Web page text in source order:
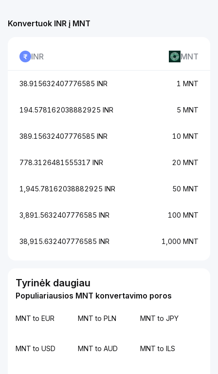
Konvertuok INR į MNT
INR MNT
38.915632407776585 INR 1 MNT
194.578162038882925 INR 5 MNT
389.15632407776585 INR 10 MNT
778.3126481555317 INR 20 MNT
1,945.78162038882925 INR 50 MNT
3,891.5632407776585 INR 100 MNT
38,915.632407776585 INR 1,000 MNT
Tyrinėk daugiau
Populiariausios MNT konvertavimo poros
MNT to EUR MNT to PLN MNT to JPY
MNT to USD MNT to AUD MNT to ILS